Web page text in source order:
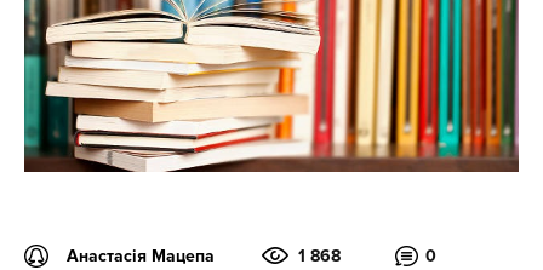
Анастасія Мацепа 1 868 0